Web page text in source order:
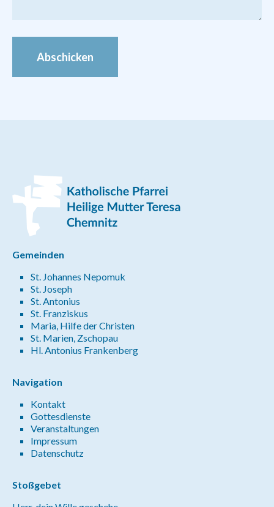
Abschicken
Gemeinden
St. Johannes Nepomuk
St. Joseph
St. Antonius
St. Franziskus
Maria, Hilfe der Christen
St. Marien, Zschopau
Hl. Antonius Frankenberg
Navigation
Kontakt
Gottesdienste
Veranstaltungen
Impressum
Datenschutz
Stoßgebet